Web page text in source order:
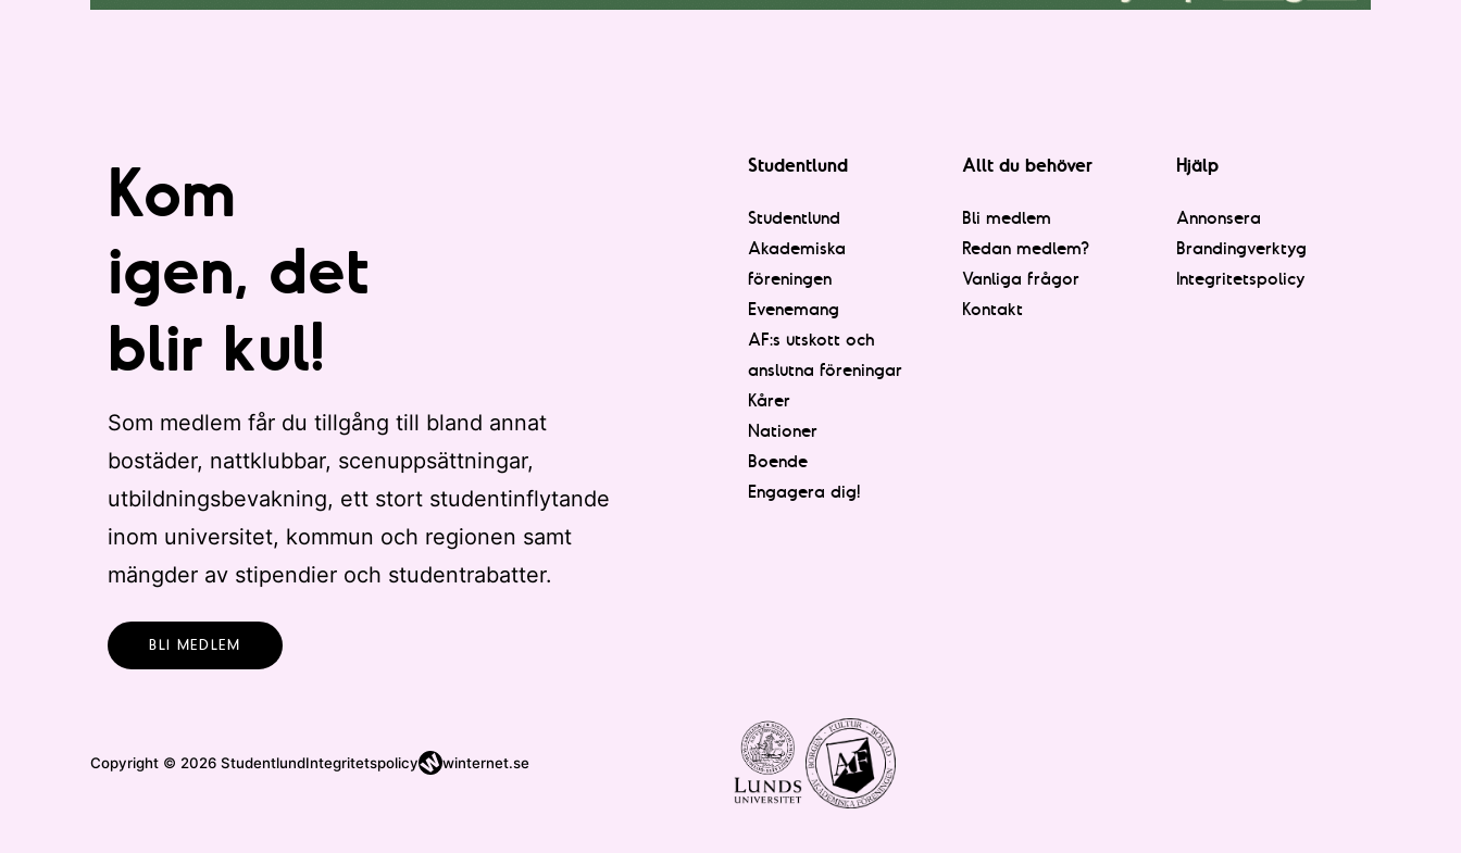
Kom
igen, det
blir kul!
Som medlem får du tillgång till bland annat
bostäder, nattklubbar, scenuppsättningar,
utbildningsbevakning, ett stort studentinflytande
inom universitet, kommun och regionen samt
mängder av stipendier och studentrabatter.
BLI MEDLEM
Studentlund
Studentlund
Akademiska
föreningen
Evenemang
AF:s utskott och
anslutna föreningar
Kårer
Nationer
Boende
Engagera dig!
Allt du behöver
Bli medlem
Redan medlem?
Vanliga frågor
Kontakt
Hjälp
Annonsera
Brandingverktyg
Integritetspolicy
Copyright © 2026 StudentlundIntegritetspolicy winternet.se